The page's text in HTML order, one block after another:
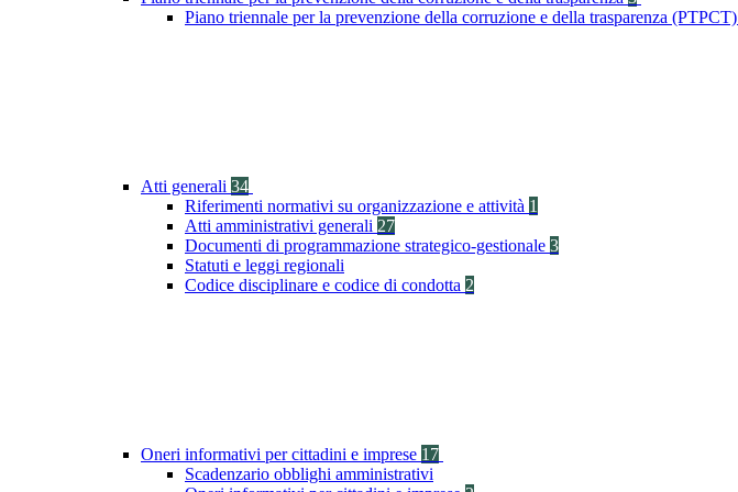
Piano triennale per la prevenzione della corruzione e della trasparenza (PTPCT)
Atti generali 34
Riferimenti normativi su organizzazione e attività 1
Atti amministrativi generali 27
Documenti di programmazione strategico-gestionale 3
Statuti e leggi regionali
Codice disciplinare e codice di condotta 2
Oneri informativi per cittadini e imprese 17
Scadenzario obblighi amministrativi